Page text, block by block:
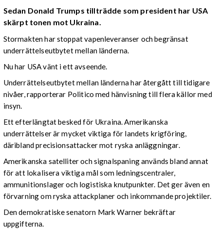
Sedan Donald Trumps tillträdde som president har USA
skärpt tonen mot Ukraina.
Stormakten har stoppat vapenleveranser och begränsat
underrättelseutbytet mellan länderna.
Nu har USA vänt i ett avseende.
Underrättelseutbytet mellan länderna har återgått till tidigare
nivåer, rapporterar Politico med hänvisning till flera källor med
insyn.
Ett efterlängtat besked för Ukraina. Amerikanska
underrättelser är mycket viktiga för landets krigföring,
däribland precisionsattacker mot ryska anläggningar.
Amerikanska satelliter och signalspaning används bland annat
för att lokalisera viktiga mål som ledningscentraler,
ammunitionslager och logistiska knutpunkter. Det ger även en
förvarning om ryska attackplaner och inkommande projektiler.
Den demokratiske senatorn Mark Warner bekräftar
uppgifterna.